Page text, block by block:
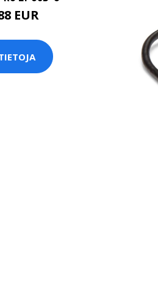
EUR